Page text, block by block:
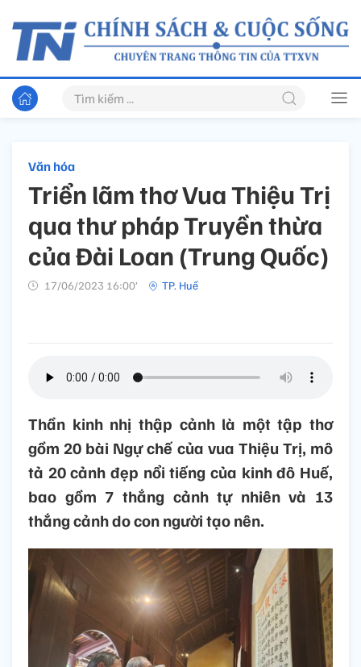
Văn hóa
Triển lãm thơ Vua Thiệu Trị
qua thư pháp Truyền thừa
của Đài Loan (Trung Quốc)
17/06/2023 16:00’ TP. Huế
Thần kinh nhị thập cảnh là một tập thơ
gồm 20 bài Ngự chế của vua Thiệu Trị, mô
tả 20 cảnh đẹp nổi tiếng của kinh đô Huế,
bao gồm 7 thắng cảnh tự nhiên và 13
thắng cảnh do con người tạo nên.